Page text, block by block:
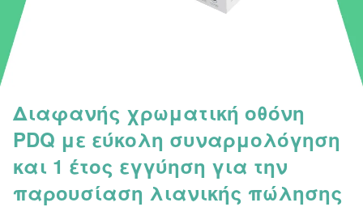
Διαφανής χρωματική οθόνη
PDQ με εύκολη συναρμολόγηση
και 1 έτος εγγύηση για την
παρουσίαση λιανικής πώλησης